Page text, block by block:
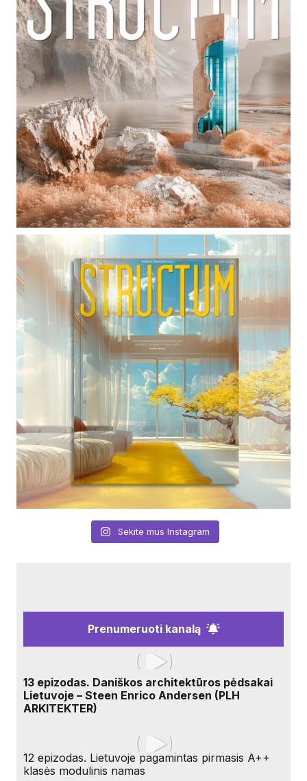
Sekite mus Instagram
Prenumeruoti kanalą
13 epizodas. Daniškos architektūros pėdsakai
Lietuvoje – Steen Enrico Andersen (PLH
ARKITEKTER)
12 epizodas. Lietuvoje pagamintas pirmasis A++
klasės modulinis namas